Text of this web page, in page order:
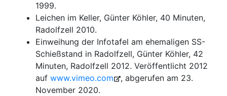
1999.
Leichen im Keller, Günter Köhler, 40 Minuten,
Radolfzell 2010.
Einweihung der Infotafel am ehemaligen SS-
Schießstand in Radolfzell, Günter Köhler, 42
Minuten, Radolfzell 2012. Veröffentlicht 2012
auf www.vimeo.com
, abgerufen am 23.
November 2020.